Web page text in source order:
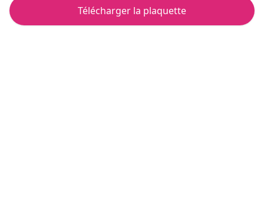
Télécharger la plaquette